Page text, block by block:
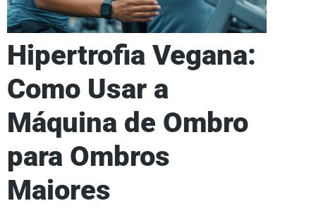
Hipertrofia Vegana:
Como Usar a
Máquina de Ombro
para Ombros
Maiores